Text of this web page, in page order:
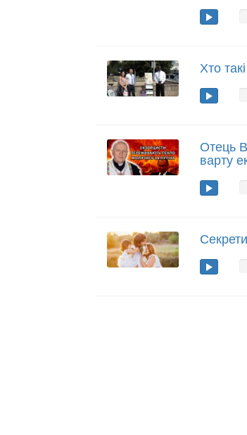
Хто
Отець
варту